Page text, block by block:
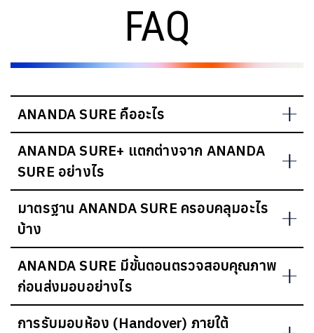
FAQ
ANANDA SURE คืออะไร
ANANDA SURE+ แตกต่างจาก ANANDA
SURE อย่างไร
มาตรฐาน ANANDA SURE ครอบคลุมอะไร
บ้าง
ANANDA SURE มีขั้นตอนตรวจสอบคุณภาพ
ก่อนส่งมอบอย่างไร
การรับมอบห้อง (Handover) ภายใต้